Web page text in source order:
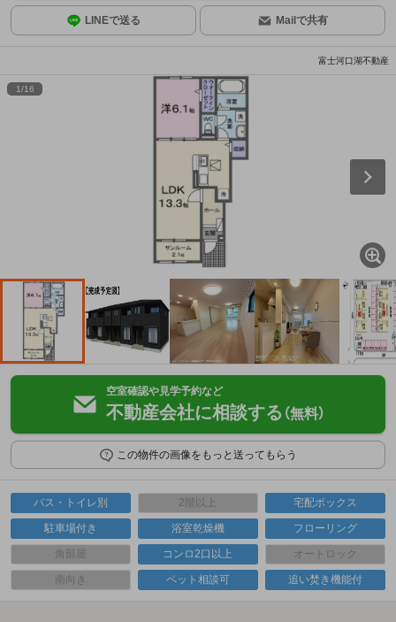
LINEで送る Mailで共有
富士河口湖不動産
1/16
空室確認や見学予約など
不動産会社に相談する （無料）
この物件の画像をもっと送ってもらう
バス・トイレ別 2階以上 宅配ボックス
駐車場付き 浴室乾燥機 フローリング
角部屋 コンロ2口以上 オートロック
南向き ペット相談可 追い焚き機能付